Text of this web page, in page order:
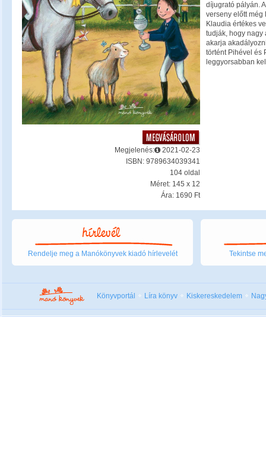
Megjelenés:
2021-02-23
ISBN: 9789634039341
104 oldal
Méret: 145 x 12
Ára: 1690 Ft
díjugrató pályán.
verseny előtt még
Klaudia értékes
tudják, hogy nagy
akarja
történt Pihével és
leggyorsabban
Rendelje meg a Manókönyvek kiadó hírlevelét Tekintse
Könyvportál Líra könyv Kiskereskedelem